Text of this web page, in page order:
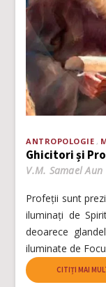
ANTROPOLOGIE
Ghicitori și
V.M. Samael Aun
Profeţii sunt
iluminaţi de
deoarece
iluminate de
CITIȚI MAI